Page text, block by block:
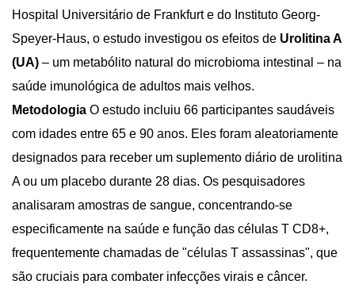
Hospital Universitário de Frankfurt e do Instituto Georg-
Speyer-Haus, o estudo investigou os efeitos de Urolitina A
(UA) – um metabólito natural do microbioma intestinal – na
saúde imunológica de adultos mais velhos.
Metodologia O estudo incluiu 66 participantes saudáveis
com idades entre 65 e 90 anos. Eles foram aleatoriamente
designados para receber um suplemento diário de urolitina
A ou um placebo durante 28 dias. Os pesquisadores
analisaram amostras de sangue, concentrando-se
especificamente na saúde e função das células T CD8+,
frequentemente chamadas de "células T assassinas", que
são cruciais para combater infecções virais e câncer.